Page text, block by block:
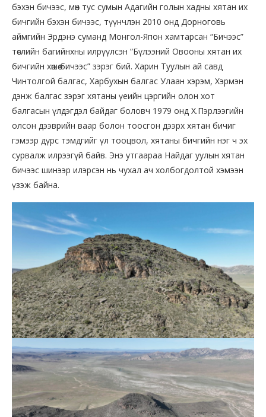
бэхэн бичээс, мөн тус сумын Адагийн голын хадны хятан их
бичгийн бэхэн бичээс, түүнчлэн 2010 онд Дорноговь
аймгийн Эрдэнэ суманд Монгол-Япон хамтарсан “Бичээс”
төслийн багийнхны илрүүлсэн “Бүлээний Овооны хятан их
бичгийн хөшөө бичээс” зэрэг бий. Харин Туулын ай савд
Чинтолгой балгас, Харбухын балгас Улаан хэрэм, Хэрмэн
дэнж балгас зэрэг хятаны үеийн цэргийн олон хот
балгасын үлдэгдэл байдаг боловч 1979 онд Х.Пэрлээгийн
олсон дээврийн ваар болон тоосгон дээрх хятан бичиг
гэмээр дүрс тэмдгийг үл тооцвол, хятаны бичгийн нэг ч эх
сурвалж илрээгүй байв. Энэ утгаараа Найдаг уулын хятан
бичээс шинээр илэрсэн нь чухал ач холбогдолтой хэмээн
үзэж байна.